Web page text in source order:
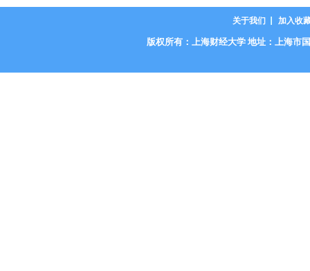
关于我们 加入收
版权所有：上海财经大学 地址：上海